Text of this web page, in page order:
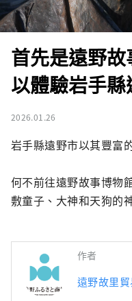
首先是遠野
以體驗岩手縣
2026.01.26
岩手縣遠野市以其豐富
何不前往遠野故事博物
敷童子、大神和天狗的
作者
遠野故里